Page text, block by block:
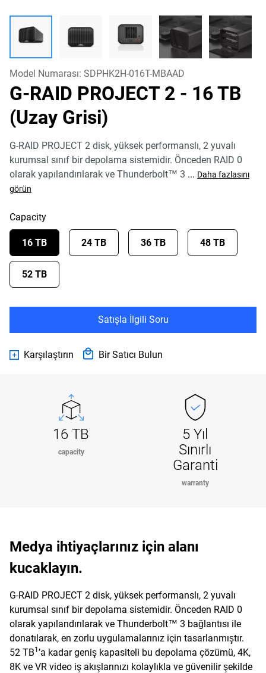
Model Numarası: SDPHK2H-016T-MBAAD
G-RAID PROJECT 2 - 16 TB
(Uzay Grisi)
G-RAID PROJECT 2 disk, yüksek performanslı, 2 yuvalı
kurumsal sınıf bir depolama sistemidir. Önceden RAID 0
olarak yapılandırılarak ve Thunderbolt™ 3 ... Daha fazlasını
görün
Capacity
16 TB 24 TB 36 TB 48 TB
52 TB
Satışla İlgili Soru
Karşılaştırın Bir Satıcı Bulun
16 TB
capacity
5 Yıl
Sınırlı
Garanti
warranty
Medya ihtiyaçlarınız için alanı
kucaklayın.
G-RAID PROJECT 2 disk, yüksek performanslı, 2 yuvalı
kurumsal sınıf bir depolama sistemidir. Önceden RAID 0
olarak yapılandırılarak ve Thunderbolt™ 3 bağlantısı ile
donatılarak, en zorlu uygulamalarınız için tasarlanmıştır.
52 TB1 ’a kadar geniş kapasiteli bu depolama çözümü, 4K,
8K ve VR video iş akışlarınızı kolaylıkla ve güvenilir şekilde